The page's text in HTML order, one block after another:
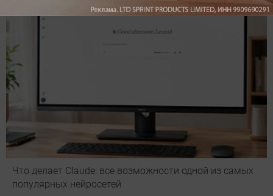
Что делает Сlaude: все возможности одной из самых
популярных нейросетей